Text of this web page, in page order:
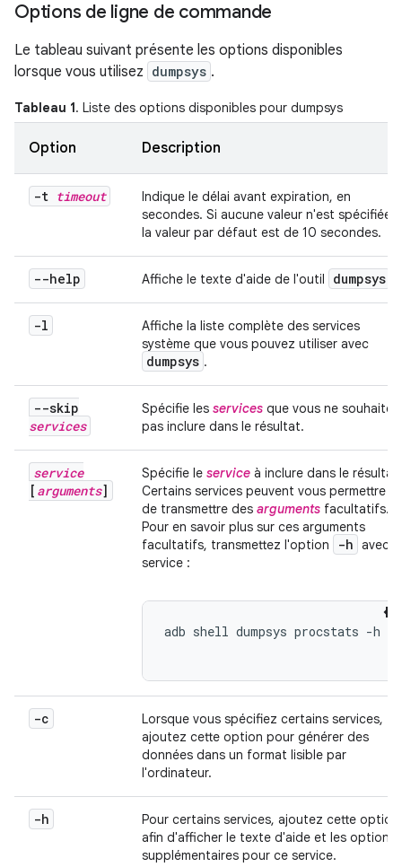
Options de ligne de commande
Le tableau suivant présente les options disponibles
lorsque vous utilisez dumpsys .
Tableau 1. Liste des options disponibles pour dumpsys
Option Description
-t timeout
Indique le délai avant expiration, en
secondes. Si aucune valeur n'est spécifiée,
la valeur par défaut est de 10 secondes.
--help Affiche le texte d'aide de l'outil dumpsys
-l
Affiche la liste complète des services
système que vous pouvez utiliser avec
dumpsys .
--skip
services
Spécifie les services que vous ne souhaitez
pas inclure dans le résultat.
service
[ arguments]
Spécifie le service à inclure dans le résultat.
Certains services peuvent vous permettre
de transmettre des arguments facultatifs.
Pour en savoir plus sur ces arguments
facultatifs, transmettez l'option
-h avec le
service :
adb shell dumpsys procstats -h
-c
Lorsque vous spécifiez certains services,
ajoutez cette option pour générer des
données dans un format lisible par
l'ordinateur.
-h
Pour certains services, ajoutez cette option
afin d'afficher le texte d'aide et les options
supplémentaires pour ce service.